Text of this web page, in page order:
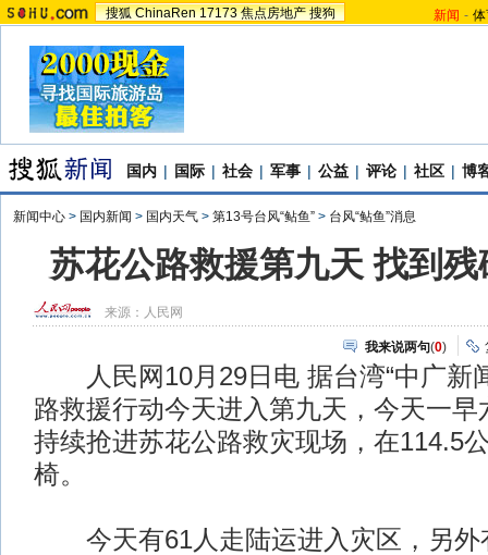
搜狐 ChinaRen 17173 焦点房地产 搜狗 新闻 -
国内 | 国际 | 社会 | 军事 | 公益 | 评论 | 社区 | 博
新闻中心 > 国内新闻 > 国内天气 > 第13号台风“鲇鱼” > 台风“鲇鱼”消息
苏花公路救援第九天 找到
来源： 人民网
我来说两句(0)
人民网10月29日电 据台湾“中广新
路救援行动今天进入第九天，今天一早
持续抢进苏花公路救灾现场，在114.5
椅。
今天有61人走陆运进入灾区，另外